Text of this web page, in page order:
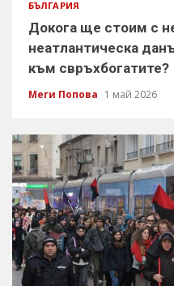
БЪЛГАРИЯ
Докога ще стоим с
неатлантическа
към свръхбогатите?
Меги Попова 1 май 2026